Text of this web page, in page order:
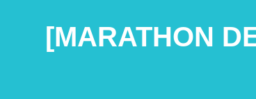
[MARATHON